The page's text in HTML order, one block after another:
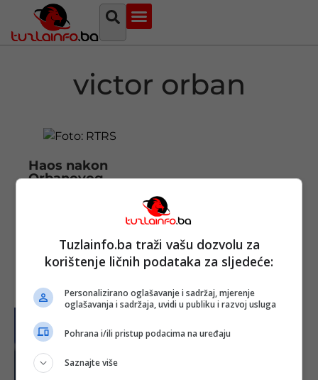
victor orban
Haos nakon
Orbanovog
2026.
Opširnije
Tuzlainfo.ba traži vašu dozvolu za
korištenje ličnih podataka za sljedeće:
Personalizirano oglašavanje i sadržaj, mjerenje
oglašavanja i sadržaja, uvidi u publiku i razvoj usluga
Pohrana i/ili pristup podacima na uređaju
Saznajte više